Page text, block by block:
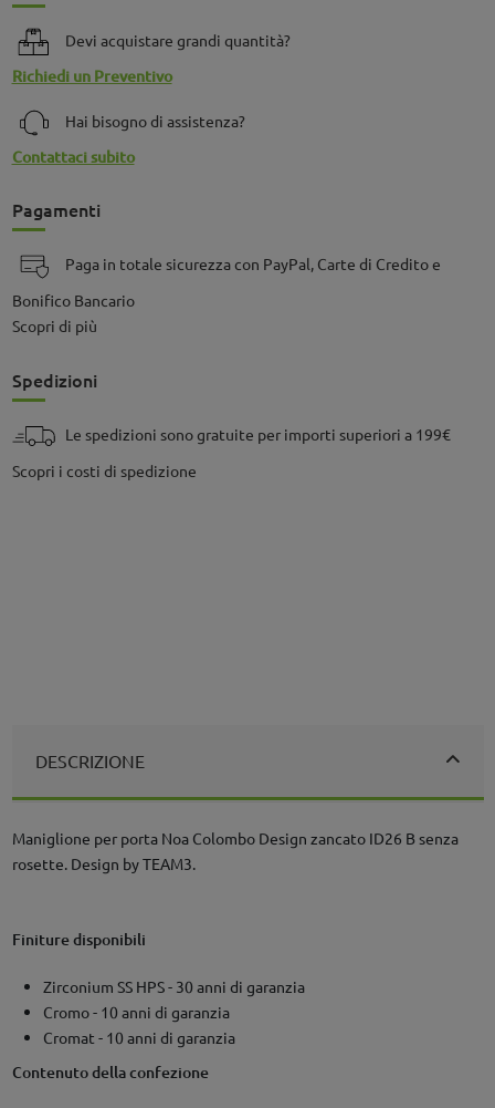
Devi acquistare grandi quantità?
Richiedi un Preventivo
Hai bisogno di assistenza?
Contattaci subito
Pagamenti
Paga in totale sicurezza con PayPal, Carte di Credito e
Bonifico Bancario
Scopri di più
Spedizioni
Le spedizioni sono gratuite per importi superiori a 199€
Scopri i costi di spedizione
DESCRIZIONE
Maniglione per porta Noa Colombo Design zancato ID26 B senza
rosette. Design by TEAM3.
Finiture disponibili
Zirconium SS HPS - 30 anni di garanzia
Cromo - 10 anni di garanzia
Cromat - 10 anni di garanzia
Contenuto della confezione